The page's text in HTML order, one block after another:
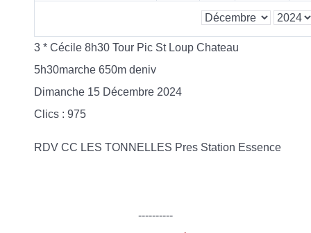
3 * Cécile 8h30 Tour Pic St Loup Chateau
5h30marche 650m deniv
Dimanche 15 Décembre 2024
Clics : 975
RDV CC LES TONNELLES Pres Station Essence
----------